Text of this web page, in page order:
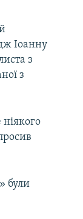
Іоанну
з
з
були